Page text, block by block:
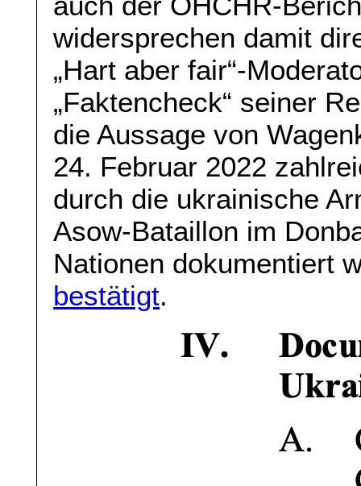
widersprechen damit
„Hart aber fair“-
„Faktencheck“ seiner
die Aussage von
24. Februar 2022
durch die ukrainische
Asow-Bataillon im
Nationen dokumentiert
bestätigt.